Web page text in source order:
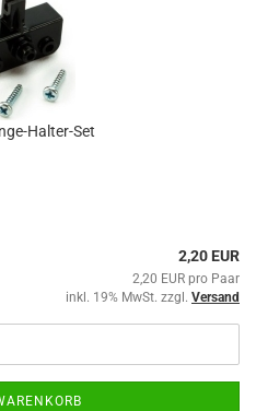
Halter-Set
2,20 EUR
2,20 EUR pro Paar
inkl. 19% MwSt. zzgl. Versand